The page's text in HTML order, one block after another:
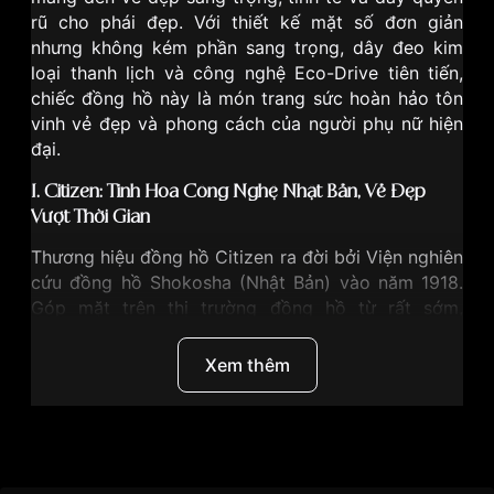
rũ cho phái đẹp. Với thiết kế mặt số đơn giản
nhưng không kém phần sang trọng, dây đeo kim
loại thanh lịch và công nghệ Eco-Drive tiên tiến,
chiếc đồng hồ này là món trang sức hoàn hảo tôn
vinh vẻ đẹp và phong cách của người phụ nữ hiện
đại.
I. Citizen: Tinh Hoa Công Nghệ Nhật Bản, Vẻ Đẹp
Vượt Thời Gian
Thương hiệu đồng hồ Citizen ra đời bởi Viện nghiên
cứu đồng hồ Shokosha (Nhật Bản) vào năm 1918.
Góp mặt trên thị trường đồng hồ từ rất sớm,
Citizen liên tục cho ra mắt các mẫu đồng hồ có
thiết kế thời thượng, đẹp mắt và “ghi điểm” bởi
chất lượng tối ưu. Chính vì vậy, thương hiệu đến từ
Xem thêm